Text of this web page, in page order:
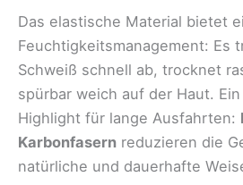
Das elastische Material bietet
Feuchtigkeitsmanagement: Es
Schweiß schnell ab, trocknet
spürbar weich auf der Haut.
Highlight für lange Ausfahrten:
Karbonfasern reduzieren die
natürliche und dauerhafte